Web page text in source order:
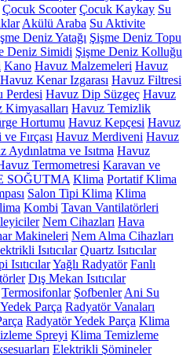
Çocuk Scooter Çocuk Kaykay Su
Akülü Araba Su Aktivite
Deniz Yatağı Şişme Deniz Topu
Deniz Simidi Şişme Deniz Kolluğu
Kano Havuz Malzemeleri Havuz
Havuz Kenar Izgarası Havuz Filtresi
Perdesi Havuz Dip Süzgeç Havuz
Kimyasalları Havuz Temizlik
Hortumu Havuz Kepçesi Havuz
Fırçası Havuz Merdiveni Havuz
Aydınlatma ve Isıtma Havuz
Termometresi Karavan ve
SOĞUTMA Klima Portatif Klima
Salon Tipi Klima Klima
Kombi Tavan Vantilatörleri
Nem Cihazları Hava
Makineleri Nem Alma Cihazları
Isıtıcılar Quartz Isıtıcılar
IsıtıcılarYağlı Radyatör Fanlı
Dış Mekan Isıtıcılar
Termosifonlar Şofbenler Ani Su
Parça Radyatör Vanaları
Radyatör Yedek Parça Klima
Spreyi Klima Temizleme
Elektrikli Şömineler